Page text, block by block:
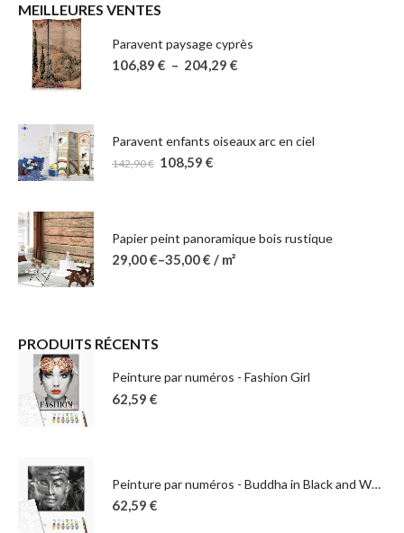
MEILLEURES VENTES
Paravent paysage cyprès
106,89 € – 204,29 €
Paravent enfants oiseaux arc en ciel
142,90€ 108,59 €
Papier peint panoramique bois rustique
29,00€–35,00€ / m²
PRODUITS RÉCENTS
Peinture par numéros - Fashion Girl
62,59 €
Peinture par numéros - Buddha in Black and White
62,59 €